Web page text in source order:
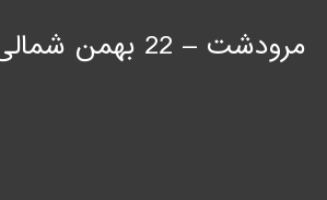
مرودشت – 22 بهمن شمالی